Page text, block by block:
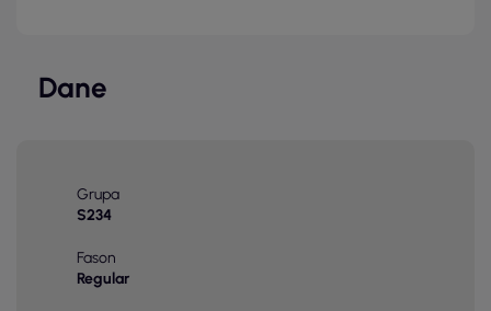
Dane
Grupa
S234
Fason
Regular